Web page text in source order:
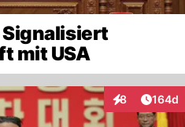
Signalisiert
mit USA
8
Interaktionen
164d